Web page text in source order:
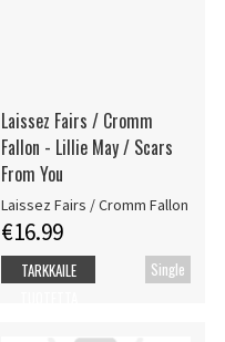
Laissez Fairs / Cromm
Fallon - Lillie May / Scars
From You
Laissez Fairs / Cromm Fallon
€16.99
Single
TARKKAILE